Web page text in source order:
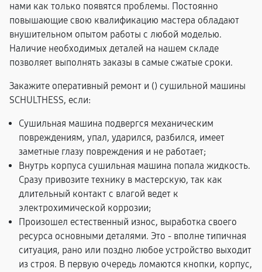
нами как только появятся проблемы. Постоянно
повышающие свою квалификацию мастера обладают
внушительном опытом работы с любой моделью.
Наличие необходимых деталей на нашем складе
позволяет выполнять заказы в самые сжатые сроки.
Закажите оперативный ремонт и () сушильной машины
SCHULTHESS, если:
Сушильная машина подвергся механическим
повреждениям, упал, ударился, разбился, имеет
заметные глазу повреждения и не работает;
Внутрь корпуса сушильная машина попала жидкость.
Сразу привозите технику в мастерскую, так как
длительный контакт с влагой ведет к
электрохимической коррозии;
Произошел естественный износ, выработка своего
ресурса основными деталями. Это - вполне типичная
ситуация, рано или поздно любое устройство выходит
из строя. В первую очередь ломаются кнопки, корпус,